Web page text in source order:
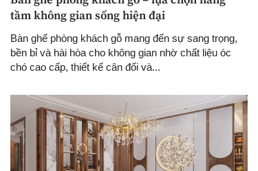
tầm không gian sống hiện đại
Bàn ghế phòng khách gỗ mang đến sự sang trọng,
bền bỉ và hài hòa cho không gian nhờ chất liệu óc
chó cao cấp, thiết kế cân đối và...